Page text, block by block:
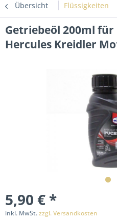
Übersicht Flüssigkeiten
Getriebeöl 200ml
Hercules Kreidler
5,90 € *
inkl. MwSt.zzgl. Versandkosten